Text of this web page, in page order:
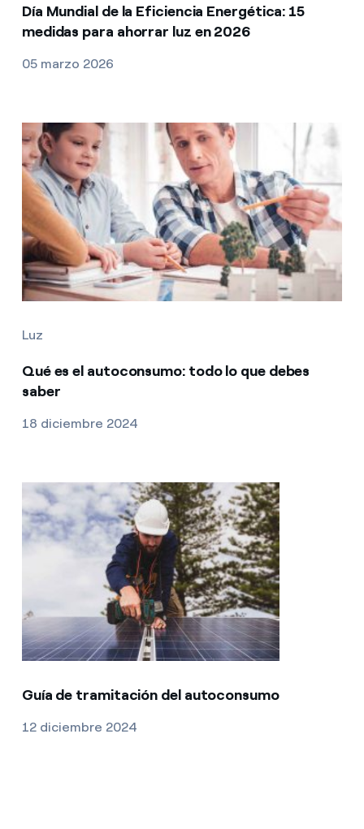
Día Mundial de la Eficiencia Energética: 15
medidas para ahorrar luz en 2026
05 marzo 2026
Luz
Qué es el autoconsumo: todo lo que debes
saber
18 diciembre 2024
Guía de tramitación del autoconsumo
12 diciembre 2024